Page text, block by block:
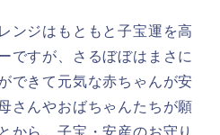
ンジはもともと子宝運を高
ですが、さるぼぼはまさに
できて元気な赤ちゃんが安
さんやおばちゃんたちが願
から、子宝・安産のお守り